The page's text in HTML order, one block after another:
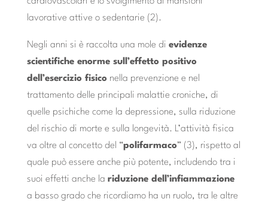
lavorative attive o sedentarie (2).
Negli anni si è raccolta una mole di evidenze
scientifiche enorme sull’effetto positivo
dell’esercizio fisico nella prevenzione e nel
trattamento delle principali malattie croniche, di
quelle psichiche come la depressione, sulla riduzione
del rischio di morte e sulla longevità. L’attività fisica
va oltre al concetto del “polifarmaco” (3), rispetto al
quale può essere anche più potente, includendo tra i
suoi effetti anche la riduzione dell’infiammazione
a basso grado che ricordiamo ha un ruolo, tra le altre